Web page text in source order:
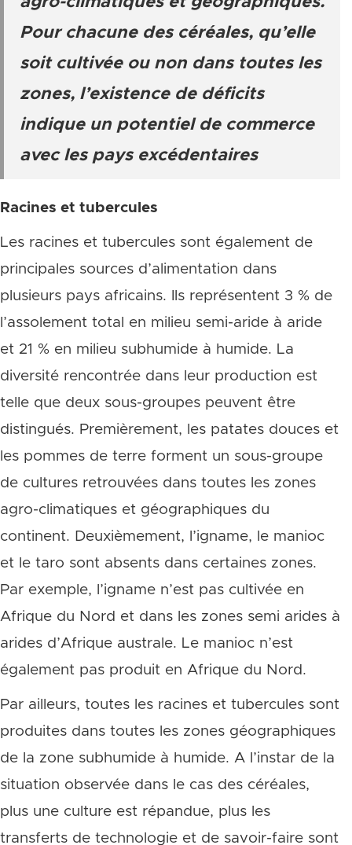
Pour chacune des céréales, qu’elle
soit cultivée ou non dans toutes les
zones, l’existence de déficits
indique un potentiel de commerce
avec les pays excédentaires
Racines et tubercules
Les racines et tubercules sont également de
principales sources d’alimentation dans
plusieurs pays africains. Ils représentent 3 % de
l’assolement total en milieu semi-aride à aride
et 21 % en milieu subhumide à humide. La
diversité rencontrée dans leur production est
telle que deux sous-groupes peuvent être
distingués. Premièrement, les patates douces et
les pommes de terre forment un sous-groupe
de cultures retrouvées dans toutes les zones
agro-climatiques et géographiques du
continent. Deuxièmement, l’igname, le manioc
et le taro sont absents dans certaines zones.
Par exemple, l’igname n’est pas cultivée en
Afrique du Nord et dans les zones semi arides à
arides d’Afrique australe. Le manioc n’est
également pas produit en Afrique du Nord.
Par ailleurs, toutes les racines et tubercules sont
produites dans toutes les zones géographiques
de la zone subhumide à humide. A l’instar de la
situation observée dans le cas des céréales,
plus une culture est répandue, plus les
transferts de technologie et de savoir-faire sont